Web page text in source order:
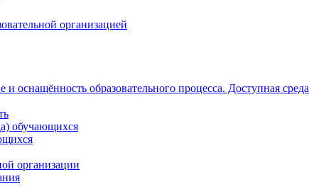
организацией
и оснащённость образовательного процесса. Доступная среда
обучающихся
организации